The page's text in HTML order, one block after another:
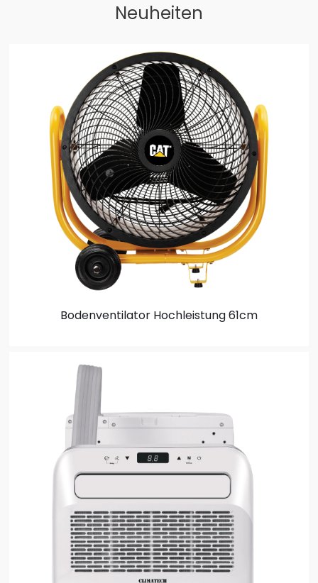
Neuheiten
Bodenventilator Hochleistung 61cm